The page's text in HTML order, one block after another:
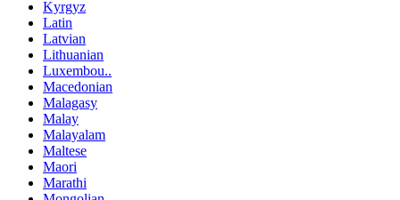
Kyrgyz
Latin
Latvian
Lithuanian
Luxembou..
Macedonian
Malagasy
Malay
Malayalam
Maltese
Maori
Marathi